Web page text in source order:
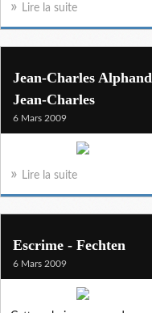
Lire la suite
Jean-Charles Alphand
Jean-Charles
6 Mars 2009
Lire la suite
Escrime - Fechten
6 Mars 2009